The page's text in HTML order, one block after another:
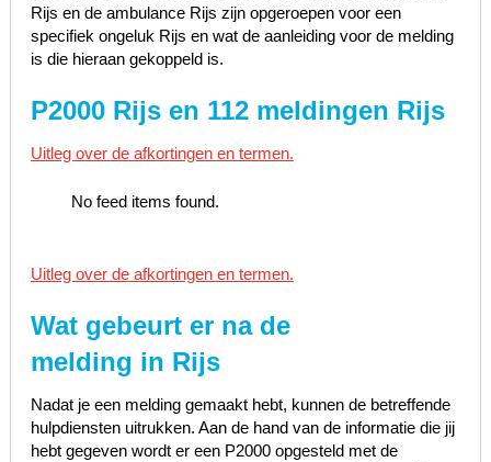
Rijs en de ambulance Rijs zijn opgeroepen voor een
specifiek ongeluk Rijs en wat de aanleiding voor de melding
is die hieraan gekoppeld is.
P2000 Rijs en 112 meldingen Rijs
Uitleg over de afkortingen en termen.
No feed items found.
Uitleg over de afkortingen en termen.
Wat gebeurt er na de
melding in Rijs
Nadat je een melding gemaakt hebt, kunnen de betreffende
hulpdiensten uitrukken. Aan de hand van de informatie die jij
hebt gegeven wordt er een P2000 opgesteld met de